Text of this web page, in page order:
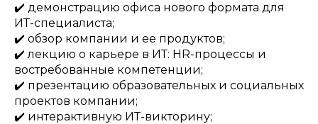
✔️ демонстрацию офиса нового формата для
ИТ-специалиста;
✔️ обзор компании и ее продуктов;
✔️ лекцию о карьере в ИТ: HR-процессы и
востребованные компетенции;
✔️ презентацию образовательных и социальных
проектов компании;
✔️ интерактивную ИТ-викторину;